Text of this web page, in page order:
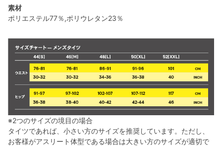
素材
ポリエステル77％,ポリウレタン23％
※2つのサイズの境目の場合
タイツであれば、小さい方のサイズを推奨しています。ただし、
お客様がアスリート体型である場合は大きい方のサイズが適切で